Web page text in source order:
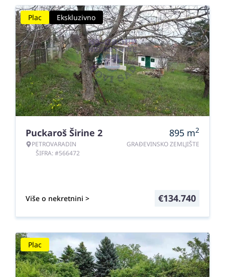
Plac Ekskluzivno
Puckaroš Širine 2
PETROVARADIN
ŠIFRA: #566472
895 m2
GRAĐEVINSKO ZEMLJIŠTE
Više o nekretnini > €134.740
Plac